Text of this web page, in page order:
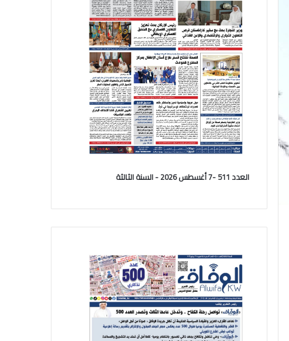
العدد 511 -7 أغسطس 2026 - السنة الثالثة